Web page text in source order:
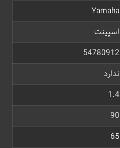
Yamaha
اسپینت
54780912
ندارد
1.4
90
65